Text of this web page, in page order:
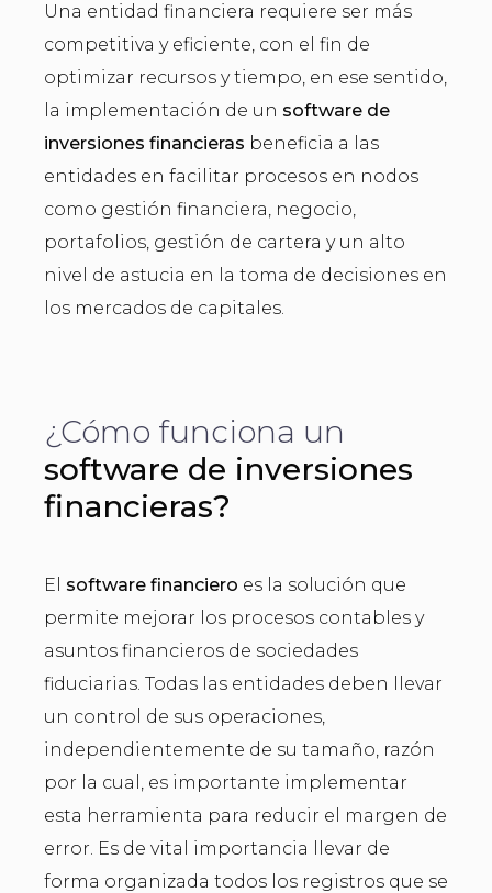
Una entidad financiera requiere ser más
competitiva y eficiente, con el fin de
optimizar recursos y tiempo, en ese sentido,
la implementación de un software de
inversiones financieras beneficia a las
entidades en facilitar procesos en nodos
como gestión financiera, negocio,
portafolios, gestión de cartera y un alto
nivel de astucia en la toma de decisiones en
los mercados de capitales.
¿Cómo funciona un
software de inversiones
financieras?
El software financiero es la solución que
permite mejorar los procesos contables y
asuntos financieros de sociedades
fiduciarias. Todas las entidades deben llevar
un control de sus operaciones,
independientemente de su tamaño, razón
por la cual, es importante implementar
esta herramienta para reducir el margen de
error. Es de vital importancia llevar de
forma organizada todos los registros que se